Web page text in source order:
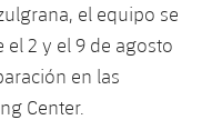
el equipo se
el 2 y el 9 de agosto
en las
Center.